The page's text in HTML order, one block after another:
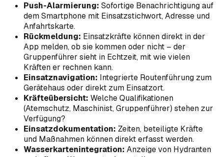
Push-Alarmierung: Sofortige Benachrichtigung auf
dem Smartphone mit Einsatzstichwort, Adresse und
Anfahrtskarte.
Rückmeldung: Einsatzkräfte können direkt in der
App melden, ob sie kommen oder nicht – der
Gruppenführer sieht in Echtzeit, mit wie vielen
Kräften er rechnen kann.
Einsatznavigation: Integrierte Routenführung zum
Gerätehaus oder direkt zum Einsatzort.
Kräfteübersicht: Welche Qualifikationen
(Atemschutz, Maschinist, Gruppenführer) stehen zur
Verfügung?
Einsatzdokumentation: Zeiten, beteiligte Kräfte
und Maßnahmen können direkt erfasst werden.
Wasserkartenintegration: Anzeige von Hydranten